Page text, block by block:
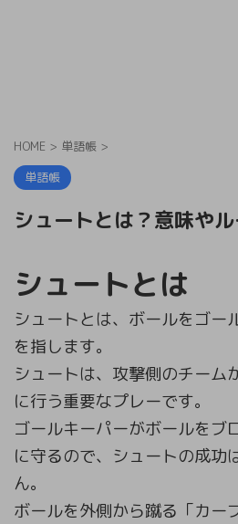
HOME > 単語帳 >
単語帳
シュートとは？意味や
シュートとは
シュートとは、ボールをゴー
を指します。
シュートは、攻撃側のチーム
に行う重要なプレーです。
ゴールキーパーがボールをブ
に守るので、シュートの成功
ん。
ボールを外側から蹴る「カー